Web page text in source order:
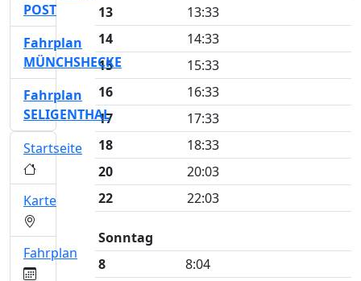
13
13:33
14
14:33
15
15:33
16
16:33
17
17:33
18
18:33
20
20:03
22
22:03
Sonntag
8
8:04
POST
Fahrplan
MÜNCHSHECKE
Fahrplan
SELIGENTHAL
Startseite
Karte
Fahrplan